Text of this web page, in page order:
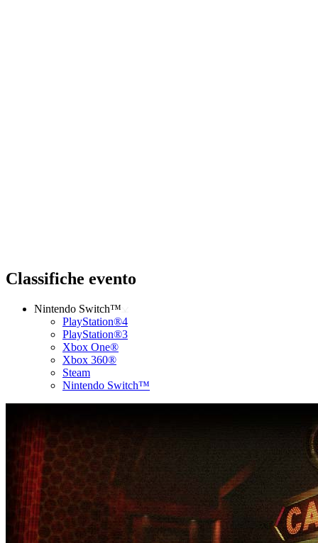
Classifiche evento
Nintendo Switch™
PlayStation®4
PlayStation®3
Xbox One®
Xbox 360®
Steam
Nintendo Switch™